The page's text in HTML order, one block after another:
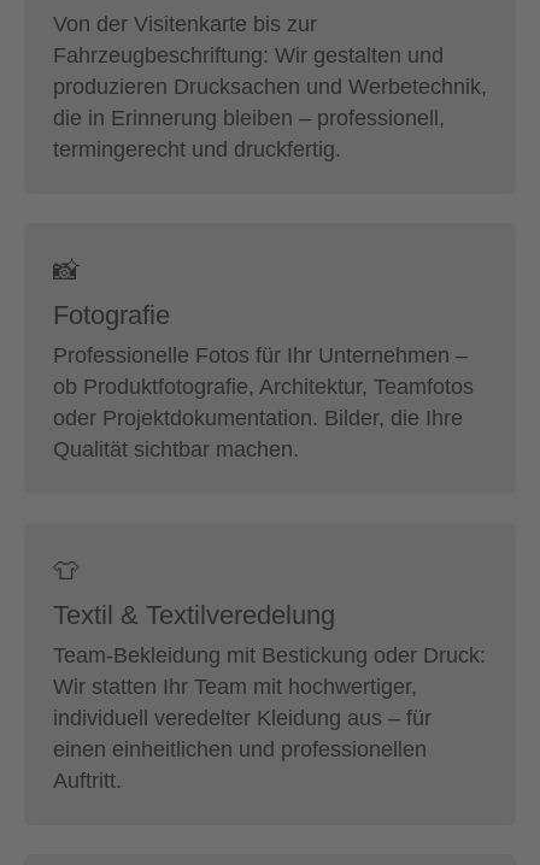
Von der Visitenkarte bis zur
Fahrzeugbeschriftung: Wir gestalten und
produzieren Drucksachen und Werbetechnik,
die in Erinnerung bleiben – professionell,
termingerecht und druckfertig.
📸
Fotografie
Professionelle Fotos für Ihr Unternehmen –
ob Produktfotografie, Architektur, Teamfotos
oder Projektdokumentation. Bilder, die Ihre
Qualität sichtbar machen.
👕
Textil & Textilveredelung
Team-Bekleidung mit Bestickung oder Druck:
Wir statten Ihr Team mit hochwertiger,
individuell veredelter Kleidung aus – für
einen einheitlichen und professionellen
Auftritt.